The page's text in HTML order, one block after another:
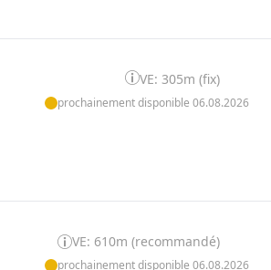
VE: 305m (fix)
prochainement disponible 06.08.2026
VE: 610m (recommandé)
prochainement disponible 06.08.2026